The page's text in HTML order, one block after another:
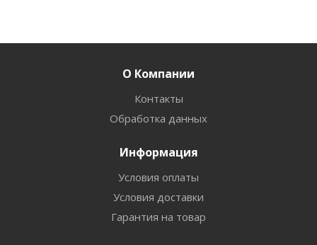
О Компании
Контакты
Обработка данных
Информация
Условия оплаты
Условия доставки
Гарантия на товар